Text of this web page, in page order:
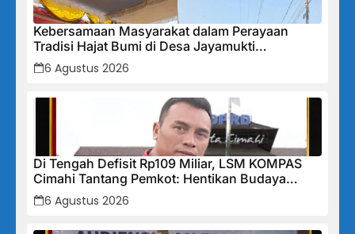
Kebersamaan Masyarakat dalam Perayaan
Tradisi Hajat Bumi di Desa Jayamukti
Kecamatan Banyusari
6 Agustus 2026
Di Tengah Defisit Rp109 Miliar, LSM KOMPAS
Cimahi Tantang Pemkot: Hentikan Budaya
Tutup-Tutupan, Buka Data Keuangan Sekarang!
6 Agustus 2026